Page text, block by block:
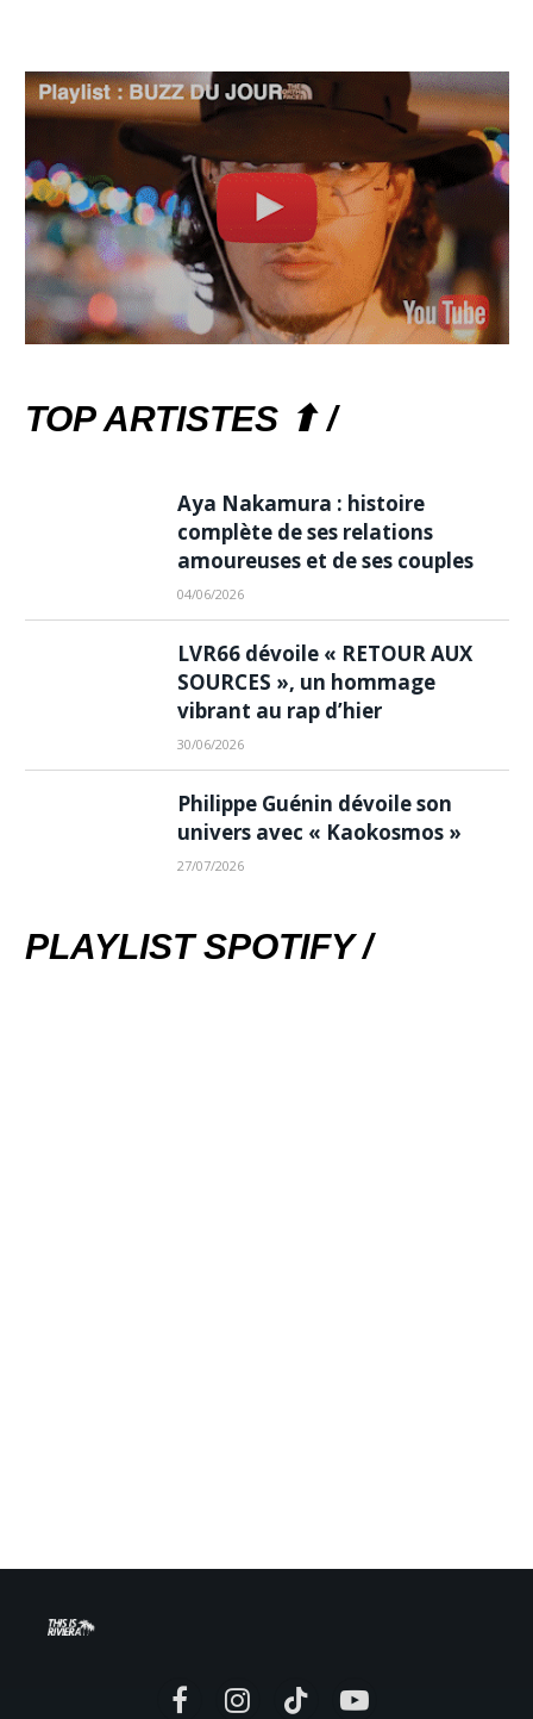
TOP ARTISTES ⬆ /
Aya Nakamura : histoire
complète de ses relations
amoureuses et de ses couples
04/06/2026
LVR66 dévoile « RETOUR AUX
SOURCES », un hommage
vibrant au rap d’hier
30/06/2026
Philippe Guénin dévoile son
univers avec « Kaokosmos »
27/07/2026
PLAYLIST SPOTIFY /
FacebookInstagramTikTok YouTube